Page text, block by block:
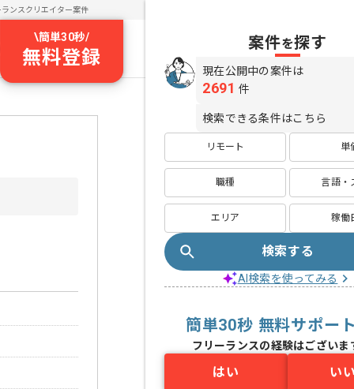
ランスクリエイター案件
\簡単30秒/
無料登録
案件を探す
現在公開中の案件は
2691 件
検索できる条件はこちら
リモート 単
職種 言語・
エリア 稼働
検索する
AI検索を使ってみる
簡単30秒 無料サポー
フリーランスの経験はございま
はい い